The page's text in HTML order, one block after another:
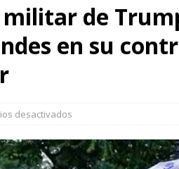
de un millón de árboles de acuerdo a
la ciudadanía por nacimiento
militar de
en su
desactivados